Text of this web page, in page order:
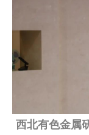
西北有色金属